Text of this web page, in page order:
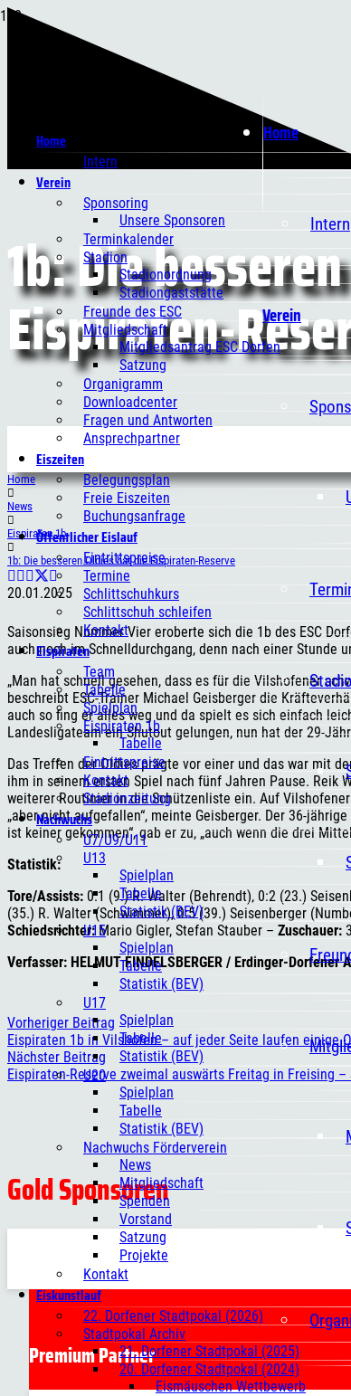
Home
Intern
Verein
Home
Intern
Verein
Sponsoring
Unsere Sponsoren
Terminkalender
Stadion
Stadionordnung
Stadiongaststätte
Freunde des ESC
Mitgliedschaft
Mitgliedsantrag ESC Dorfen
Satzung
Organigramm
Downloadcenter
Fragen und Antworten
Ansprechpartner
Eiszeiten
Belegungsplan
Freie Eiszeiten
Buchungsanfrage
Öffentlicher Eislauf
Eintrittspreise
Termine
Schlittschuhkurs
Schlittschuh schleifen
Kontakt
Eispiraten
Team
Tabelle
Spielplan
Eispiraten 1b
Tabelle
Eintrittspreise
Kontakt
Stadionzeitung
Nachwuchs
U7/U9/U11
U13
Spielplan
Tabelle
Statistik (BEV)
U15
Spielplan
Tabelle
Statistik (BEV)
U17
Spielplan
Tabelle
Statistik (BEV)
U20
Spielplan
Tabelle
Statistik (BEV)
Nachwuchs Förderverein
News
Mitgliedschaft
Spenden
Vorstand
Satzung
Projekte
Kontakt
Eiskunstlauf
22. Dorfener Stadtpokal (2026)
Stadtpokal Archiv
21. Dorfener Stadtpokal (2025)
20. Dorfener Stadtpokal (2024)
Eismäuschen Wettbewerb
1b: Die
Eispiraten-
Home
News
Eispiraten 1b
1b: Die besseren Oldies hat die Eispiraten-Reserve
20.01.2025
Saisonsieg Nummer Vier eroberte sich die 1b des ESC
auch noch im Schnelldurchgang, denn nach einer
„Man hat schnell gesehen, dass es für die Vilshofener
beschreibt ESC-Trainer Michael Geisberger die
auch so fing er alles weg und da spielt es sich einfach
Landesligateam ein Shutout gelungen, nun hat der 29-
Das Treffen der Oldies prägte vor einer und das war mit
ihm in seinem ersten Spiel nach fünf Jahren Pause. Reik
weiterer Routinier in die Schützenliste ein. Auf
„aber nicht aufgefallen“, meinte Geisberger. Der 36-
ist keiner gekommen“, gab er zu, „auch wenn die drei
Statistik:
Tore/Assists: 0:1 (9.) R. Walter (Behrendt), 0:2 (23.)
(35.) R. Walter (Schwimmer), 0:5 (39.) Seisenberger
Schiedsrichter:Mario Gigler, Stefan Stauber – Zuschauer:
Verfasser: HELMUT FINDELSBERGER / Erdinger-Dorfener
Vorheriger Beitrag
Eispiraten 1b in Vilshofen – auf jeder Seite laufen einige
Nächster Beitrag
Eispiraten-Reserve zweimal auswärts Freitag in Freising
Gold Sponsoren
Premium Partner